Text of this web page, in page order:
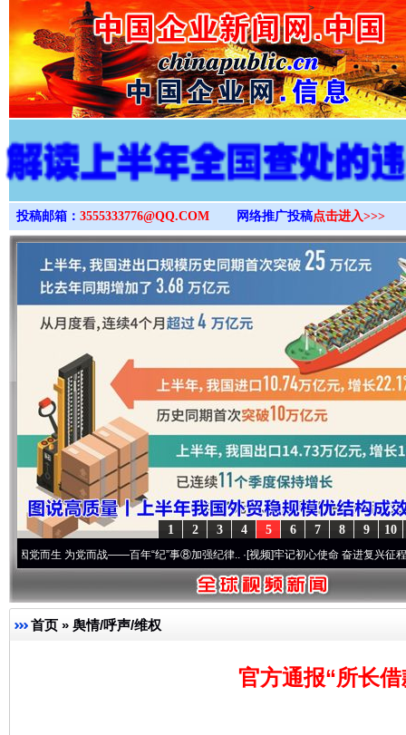
>
投稿邮箱： 3555333776@QQ.COM 网络推广投稿点击进入>>>
10
9
8
7
6
5
4
3
2
1
为党而战——百年“纪”事⑧加强纪律..·[视频]牢记初心使命 奋进复兴征程丨“转折之
首页 » 舆情/呼声/维权
官方通报“所长